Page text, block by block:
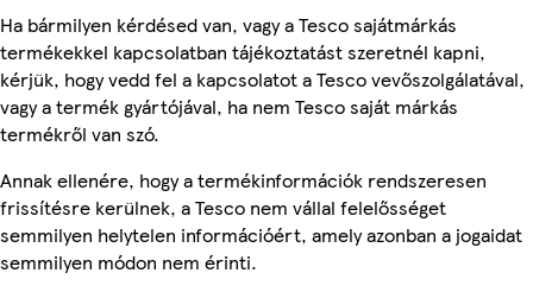
Ha bármilyen kérdésed van, vagy a Tesco sajátmárkás
termékekkel kapcsolatban tájékoztatást szeretnél kapni,
kérjük, hogy vedd fel a kapcsolatot a Tesco vevőszolgálatával,
vagy a termék gyártójával, ha nem Tesco saját márkás
termékről van szó.
Annak ellenére, hogy a termékinformációk rendszeresen
frissítésre kerülnek, a Tesco nem vállal felelősséget
semmilyen helytelen információért, amely azonban a jogaidat
semmilyen módon nem érinti.